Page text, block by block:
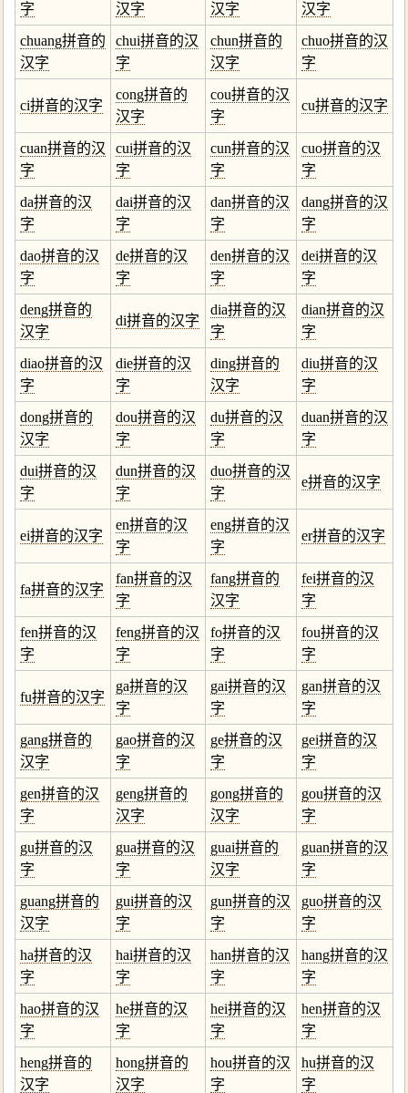
字 汉字 汉字 汉字
chuang拼音的
汉字
chui拼音的汉
字
chun拼音的
汉字
chuo拼音的汉
字
ci拼音的汉字
cong拼音的
汉字
cou拼音的汉
字
cu拼音的汉字
cuan拼音的汉
字
cui拼音的汉
字
cun拼音的汉
字
cuo拼音的汉
字
da拼音的汉
字
dai拼音的汉
字
dan拼音的汉
字
dang拼音的汉
字
dao拼音的汉
字
de拼音的汉
字
den拼音的汉
字
dei拼音的汉
字
deng拼音的
汉字
di拼音的汉字
dia拼音的汉
字
dian拼音的汉
字
diao拼音的汉
字
die拼音的汉
字
ding拼音的
汉字
diu拼音的汉
字
dong拼音的
汉字
dou拼音的汉
字
du拼音的汉
字
duan拼音的汉
字
dui拼音的汉
字
dun拼音的汉
字
duo拼音的汉
字
e拼音的汉字
ei拼音的汉字
en拼音的汉
字
eng拼音的汉
字
er拼音的汉字
fa拼音的汉字
fan拼音的汉
字
fang拼音的
汉字
fei拼音的汉
字
fen拼音的汉
字
feng拼音的汉
字
fo拼音的汉
字
fou拼音的汉
字
fu拼音的汉字
ga拼音的汉
字
gai拼音的汉
字
gan拼音的汉
字
gang拼音的
汉字
gao拼音的汉
字
ge拼音的汉
字
gei拼音的汉
字
gen拼音的汉
字
geng拼音的
汉字
gong拼音的
汉字
gou拼音的汉
字
gu拼音的汉
字
gua拼音的汉
字
guai拼音的
汉字
guan拼音的汉
字
guang拼音的
汉字
gui拼音的汉
字
gun拼音的汉
字
guo拼音的汉
字
ha拼音的汉
字
hai拼音的汉
字
han拼音的汉
字
hang拼音的汉
字
hao拼音的汉
字
he拼音的汉
字
hei拼音的汉
字
hen拼音的汉
字
heng拼音的
汉字
hong拼音的
汉字
hou拼音的汉
字
hu拼音的汉
字